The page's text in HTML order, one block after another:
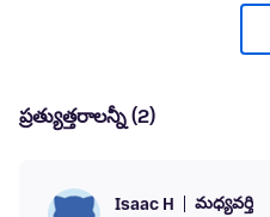
ప్రత్యుత్తరాలన్నీ (2)
Isaac H మధ్యవర్తి